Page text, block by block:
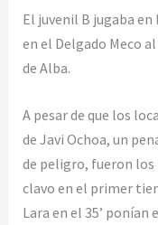
El juvenil B jugaba
en el Delgado Meco
de Alba.
A pesar de que los
de Javi Ochoa, un
de peligro, fueron los
clavo en el primer
Lara en el 35’ ponían